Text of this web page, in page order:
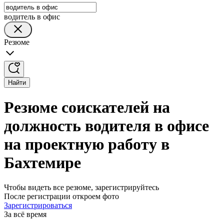
водитель в офис
Резюме
Найти
Резюме соискателей на
должность водителя в офисе
на проектную работу в
Бахтемире
Чтобы видеть все резюме, зарегистрируйтесь
После регистрации откроем фото
Зарегистрироваться
За всё время